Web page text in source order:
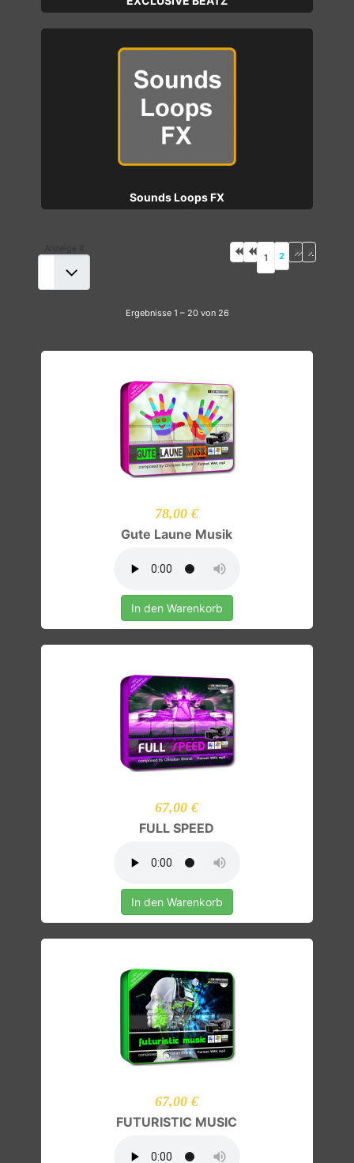
Sounds Loops FX
1
2
Ergebnisse 1 – 20 von 26
78,00 €
Gute Laune Musik
In den Warenkorb
67,00 €
FULL SPEED
In den Warenkorb
67,00 €
FUTURISTIC MUSIC